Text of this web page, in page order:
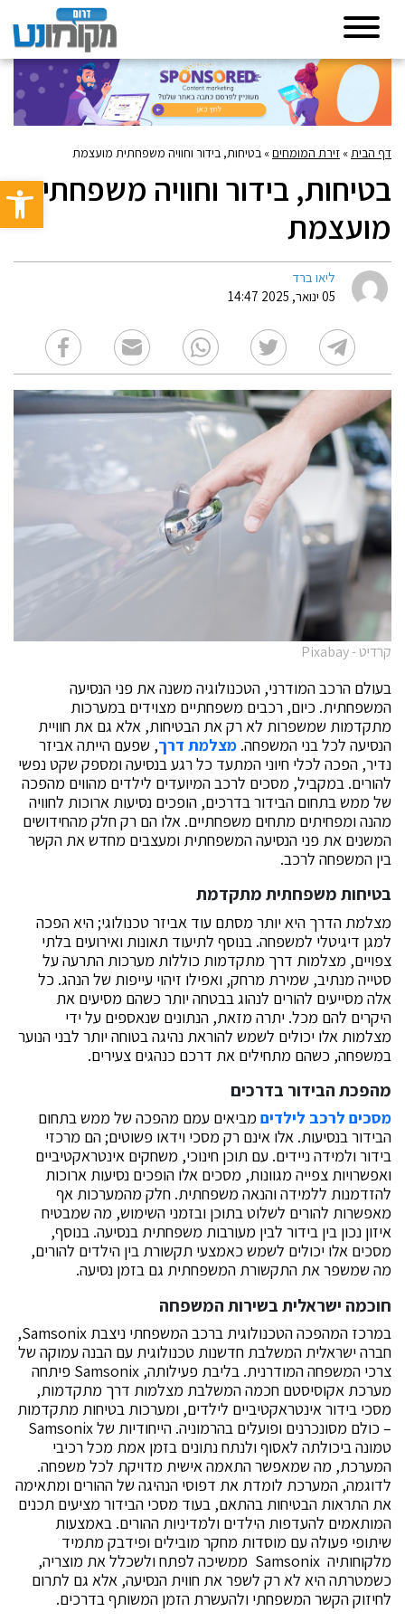
פתח
דף הבית» זירת המומחים» בטיחות, בידור וחוויה משפחתית מועצמת
בטיחות, בידור וחוויה משפחתית
מועצמת
ליאו ברד
05 ינואר, 2025 14:47
קרדיט - Pixabay
בעולם הרכב המודרני, הטכנולוגיה משנה את פני הנסיעה
המשפחתית. כיום, רכבים משפחתיים מצוידים במערכות
מתקדמות שמשפרות לא רק את הבטיחות, אלא גם את חוויית
הנסיעה לכל בני המשפחה. מצלמת דרך, שפעם הייתה אביזר
נדיר, הפכה לכלי חיוני המתעד כל רגע בנסיעה ומספק שקט נפשי
להורים. במקביל, מסכים לרכב המיועדים לילדים מהווים מהפכה
של ממש בתחום הבידור בדרכים, הופכים נסיעות ארוכות לחוויה
מהנה ומפחיתים מתחים משפחתיים. אלו הם רק חלק מהחידושים
המשנים את פני הנסיעה המשפחתית ומעצבים מחדש את הקשר
בין המשפחה לרכב.
בטיחות משפחתית מתקדמת
מצלמת הדרך היא יותר מסתם עוד אביזר טכנולוגי; היא הפכה
למגן דיגיטלי למשפחה. בנוסף לתיעוד תאונות ואירועים בלתי
צפויים, מצלמות דרך מתקדמות כוללות מערכות התרעה על
סטייה מנתיב, שמירת מרחק, ואפילו זיהוי עייפות של הנהג. כל
אלה מסייעים להורים לנהוג בבטחה יותר כשהם מסיעים את
היקרים להם מכל. יתרה מזאת, הנתונים שנאספים על ידי
מצלמות אלו יכולים לשמש להוראת נהיגה בטוחה יותר לבני הנוער
במשפחה, כשהם מתחילים את דרכם כנהגים צעירים.
מהפכת הבידור בדרכים
מסכים לרכב לילדיםמביאים עמם מהפכה של ממש בתחום
הבידור בנסיעות. אלו אינם רק מסכי וידאו פשוטים; הם מרכזי
בידור ולמידה ניידים. עם תוכן חינוכי, משחקים אינטראקטיביים
ואפשרויות צפייה מגוונות, מסכים אלו הופכים נסיעות ארוכות
להזדמנות ללמידה והנאה משפחתית. חלק מהמערכות אף
מאפשרות להורים לשלוט בתוכן ובזמני השימוש, מה שמבטיח
איזון נכון בין בידור לבין מעורבות משפחתית בנסיעה. בנוסף,
מסכים אלו יכולים לשמש כאמצעי תקשורת בין הילדים להורים,
מה שמשפר את התקשורת המשפחתית גם בזמן נסיעה.
חוכמה ישראלית בשירות המשפחה
במרכז המהפכה הטכנולוגית ברכב המשפחתי ניצבת Samsonix,
חברה ישראלית המשלבת חדשנות טכנולוגית עם הבנה עמוקה של
צרכי המשפחה המודרנית. בליבת פעילותה, Samsonix פיתחה
מערכת אקוסיסטם חכמה המשלבת מצלמות דרך מתקדמות,
מסכי בידור אינטראקטיביים לילדים, ומערכות בטיחות מתקדמות
– כולם מסונכרנים ופועלים בהרמוניה. הייחודיות של Samsonix
טמונה ביכולתה לאסוף ולנתח נתונים בזמן אמת מכל רכיבי
המערכת, מה שמאפשר התאמה אישית מדויקת לכל משפחה.
לדוגמה, המערכת לומדת את דפוסי הנהיגה של ההורים ומתאימה
את התראות הבטיחות בהתאם, בעוד מסכי הבידור מציעים תכנים
המותאמים להעדפות הילדים ולמדיניות ההורים. באמצעות
שיתופי פעולה עם מוסדות מחקר מובילים ופידבק מתמיד
מלקוחותיה Samsonix ממשיכה לפתח ולשכלל את מוצריה,
כשמטרתה היא לא רק לשפר את חווית הנסיעה, אלא גם לתרום
לחיזוק הקשר המשפחתי ולהעשרת הזמן המשותף בדרכים.